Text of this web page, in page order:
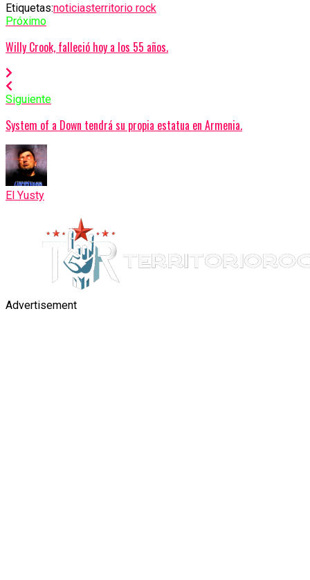
Etiquetas:noticiasterritorio rock
Próximo
Willy Crook, falleció hoy a los 55 años.
Siguiente
System of a Down tendrá su propia estatua en Armenia.
El Yusty
Advertisement